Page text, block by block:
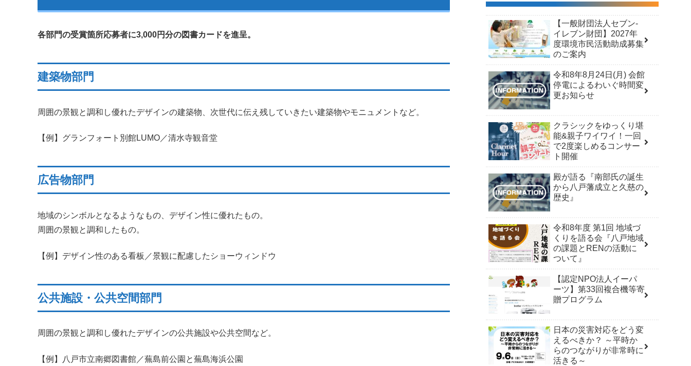
各部門の受賞箇所応募者に3,000円分の図書カードを進呈。
建築物部門
周囲の景観と調和し優れたデザインの建築物、次世代に伝え残していきたい建築物やモニュメントなど。
【例】グランフォート別館LUMO／清水寺観音堂
広告物部門
地域のシンボルとなるようなもの、デザイン性に優れたもの。
周囲の景観と調和したもの。
【例】デザイン性のある看板／景観に配慮したショーウィンドウ
公共施設・公共空間部門
周囲の景観と調和し優れたデザインの公共施設や公共空間など。
【例】八戸市立南郷図書館／蕪島前公園と蕪島海浜公園
【一般財団法人セブン-
イレブン財団】2027年
度環境市民活動助成募集
のご案内
令和8年8月24日(月) 会館
停電によるわいぐ時間変
更お知らせ
クラシックをゆっくり堪
能&親子ワイワイ！一回
で2度楽しめるコンサー
ト開催
殿が語る『南部氏の誕生
から八戸藩成立と久慈の
歴史』
令和8年度 第1回 地域づ
くりを語る会『八戸地域
の課題とRENの活動に
ついて』
【認定NPO法人イーパ
ーツ】第33回複合機等寄
贈プログラム
日本の災害対応をどう変
えるべきか？ ～平時か
らのつながりが非常時に
活きる～